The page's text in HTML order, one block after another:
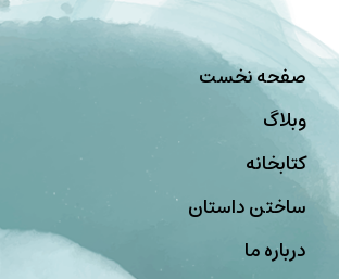
صفحه نخست
وبلاگ
کتابخانه
ساختن داستان
درباره ما